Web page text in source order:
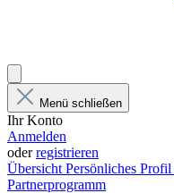
Menü schließen
Ihr Konto
Anmelden
oderregistrieren
Übersicht Persönliches Profil
Partnerprogramm